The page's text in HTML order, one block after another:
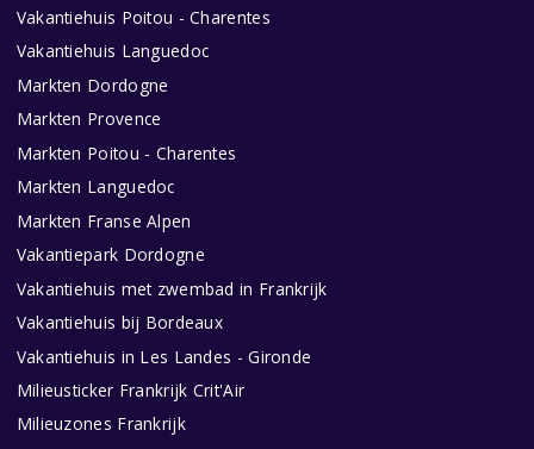
Vakantiehuis Poitou - Charentes
Vakantiehuis Languedoc
Markten Dordogne
Markten Provence
Markten Poitou - Charentes
Markten Languedoc
Markten Franse Alpen
Vakantiepark Dordogne
Vakantiehuis met zwembad in Frankrijk
Vakantiehuis bij Bordeaux
Vakantiehuis in Les Landes - Gironde
Milieusticker Frankrijk Crit'Air
Milieuzones Frankrijk